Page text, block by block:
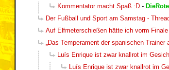
Kommentator macht Spaß :D -
Der Fußball und Sport am Samstag -
Auf Elfmeterschießen hätte ich vorm
„Das Temperament der spanischen
Luís Enrique ist zwar knallrot im
Luís Enrique ist zwar knallrot im